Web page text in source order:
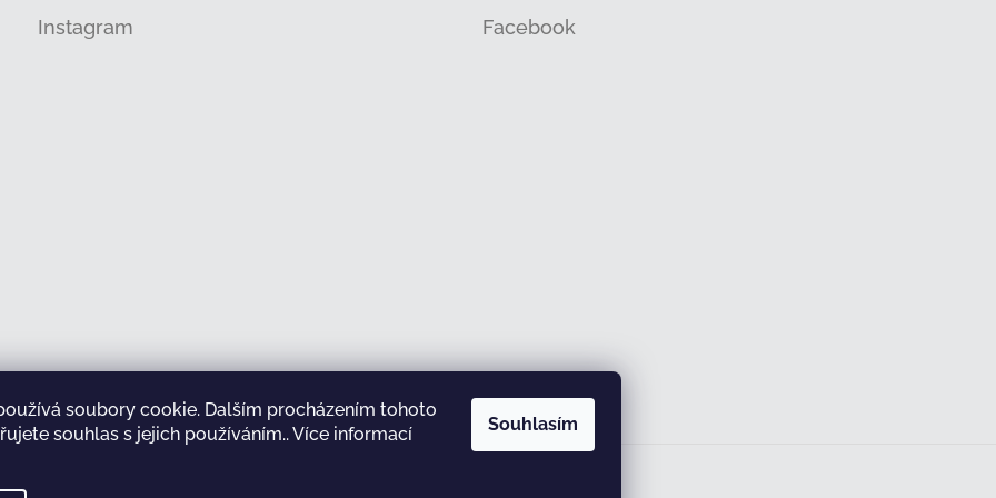
soubory cookie. Dalším procházením tohoto
souhlas s jejich používáním.. Více informací
Souhlasím
Instagram
Sledovat na Instagramu
Facebook